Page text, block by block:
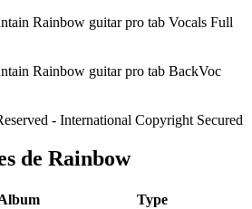
- International Copyright Secured
de Rainbow
Type